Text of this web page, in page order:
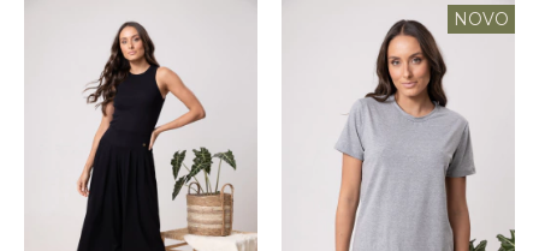
NOVO